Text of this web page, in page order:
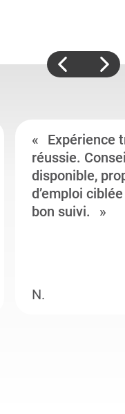
Expérience
réussie.
disponible,
d’emploi
bon suivi.
N.